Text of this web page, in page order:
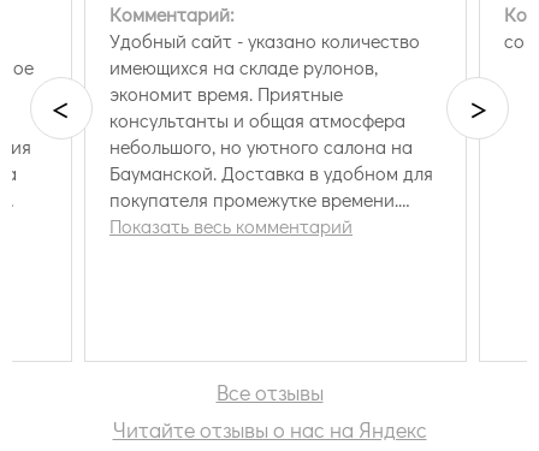
Комментарий:
Удобный сайт - указано количество
имеющихся на складе рулонов,
экономит время. Приятные
консультанты и общая атмосфера
небольшого, но уютного салона на
Бауманской. Доставка в удобном для
покупателя промежутке времени.
Обои упакованы в прочные
помешало водителю донести заказ
под козырек подъезда. Скидку
попросить забыли, но консультант
сама о ней напомнила во время
Показать весь комментарий
со
< >
Все отзывы
Читайте отзывы о нас на Яндекс